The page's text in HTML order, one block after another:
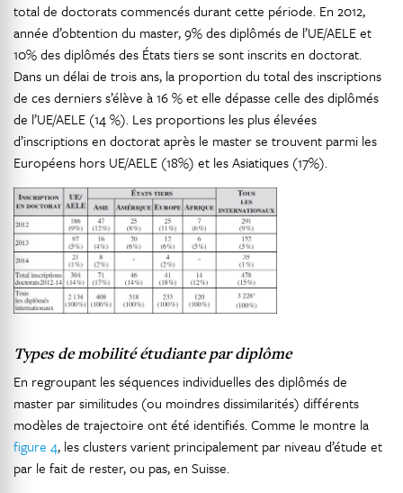
total de doctorats commencés durant cette période. En 2012,
année d’obtention du master, 9% des diplômés de l’UE/AELE et
10% des diplômés des États tiers se sont inscrits en doctorat.
Dans un délai de trois ans, la proportion du total des inscriptions
de ces derniers s’élève à 16 % et elle dépasse celle des diplômés
de l’UE/AELE (14 %). Les proportions les plus élevées
d’inscriptions en doctorat après le master se trouvent parmi les
Européens hors UE/AELE (18%) et les Asiatiques (17%).
Types de mobilité étudiante par diplôme
En regroupant les séquences individuelles des diplômés de
master par similitudes (ou moindres dissimilarités) différents
modèles de trajectoire ont été identifiés. Comme le montre la
figure 4, les clusters varient principalement par niveau d’étude et
par le fait de rester, ou pas, en Suisse.